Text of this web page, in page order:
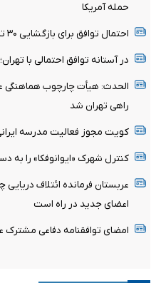
حمله آمریکا
احتمال توافق برای بازگشایی ۳۰ تا ۶۰ روزه تنگه هرمز وجود دارد
در آستانه توافق احتمالی با
الحدث: هیأت چارچوب هماهنگی
راهی تهران شد
کویت مجوز فعالیت مدرسه
کنترل شهرک «ایوانوفکا» را به
عربستان فرمانده ائتلاف
اعضای جدید در راه است
امضای توافقنامه دفاعی مشترک